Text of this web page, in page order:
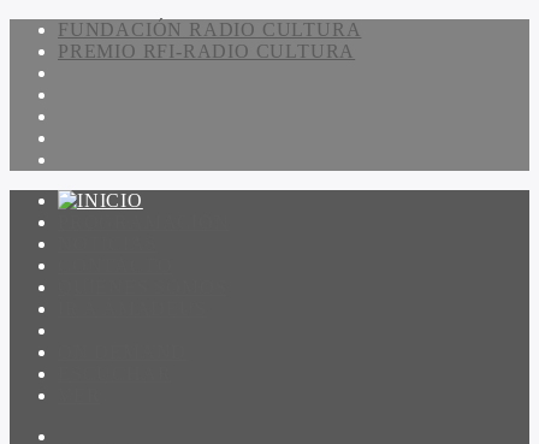
FUNDACIÓN RADIO CULTURA
PREMIO RFI-RADIO CULTURA